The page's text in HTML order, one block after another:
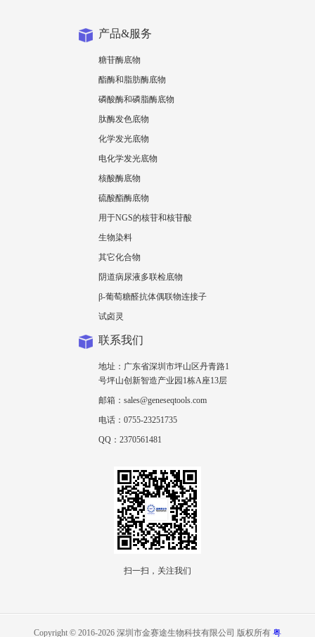
产品&服务
糖苷酶底物
酯酶和脂肪酶底物
磷酸酶和磷脂酶底物
肽酶发色底物
化学发光底物
电化学发光底物
核酸酶底物
硫酸酯酶底物
用于NGS的核苷和核苷酸
生物染料
其它化合物
阴道病尿液多联检底物
β-葡萄糖醛抗体偶联物连接子
试卤灵
联系我们
地址：广东省深圳市坪山区丹青路1
号坪山创新智造产业园1栋A座13层
邮箱：sales@geneseqtools.com
电话：0755-23251735
QQ：2370561481
扫一扫，关注我们
Copyright © 2016-2026 深圳市金赛途生物科技有限公司 版权所有 粤